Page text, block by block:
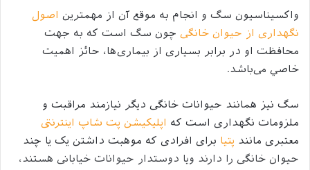
واکسیناسیون سگ و انجام به موقع آن از مهمترین اصول
نگهداری از حیوان خانگی چون سگ است که به جهت
محافظت او در برابر بسیاری از بیماری‌ها، حائز اهمیت
خاصي می‌باشد.
سگ نیز همانند حیوانات خانگی دیگر نیازمند مراقبت و
ملزومات نگهداری است که اپلیکیشن پت شاپ اینترنتی
معتبری مانند پتیا برای افرادی که موهبت داشتن یک یا چند
حیوان خانگی را دارند ویا دوستدار حیوانات خیابانی هستند،